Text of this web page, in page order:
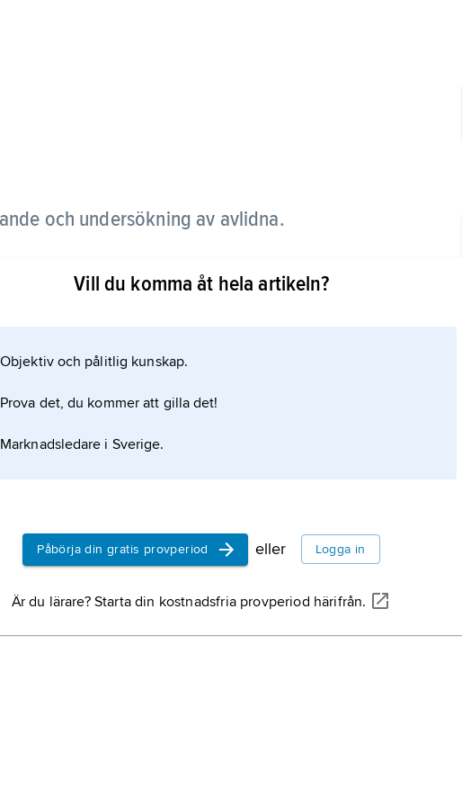
och undersökning av avlidna.
Dessa inrymmer bland annat kylrum för
med visningsrum) samt utrymme för
sjukhus eller sjukhem. En lokal som är avsedd
jordfästning och/eller gravsättning
Vill du komma åt hela artikeln?
Objektiv och pålitlig kunskap.
Prova det, du kommer att gilla det!
Marknadsledare i Sverige.
Påbörja din gratis provperiod eller Logga in
Är du lärare? Starta din kostnadsfria provperiod härifrån.